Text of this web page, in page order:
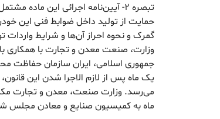
تبصره ۲- آیین‌نامه اجرائی این ماده
حمایت از تولید داخل ضوابط فنی این
گمرک و نحوه احراز آن‌ها و شرایط
وزارت، صنعت معدن و تجارت با همکاری
جمهوری اسلامی، ایران سازمان حفاظت
یک ماه پس از لازم الاجرا شدن این
می‌رسد. وزارت صنعت، معدن و تجارت
ماه به کمیسیون صنایع و معادن مجلس